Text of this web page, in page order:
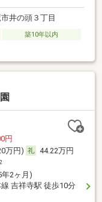
井の頭３丁目
築10年以内
円
万円)
44.22万円
2
年2ヶ月)
線 吉祥寺駅 徒歩10分